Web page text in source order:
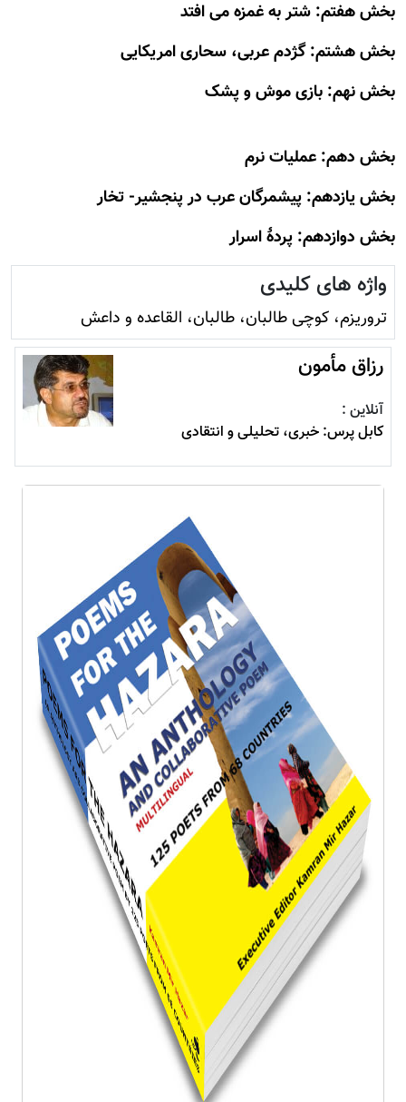
بخش هفتم: شتر به غمزه می افتد
بخش هشتم: گژدم عربی، سحاری امریکایی
بخش نهم: بازی موش و پشک
بخش دهم: عملیات نرم
بخش یازدهم: پیشمرگان عرب در پنجشیر- تخار
بخش دوازدهم: پردۀ اسرار
واژه های کلیدی
تروريزم، کوچی طالبان، طالبان، القاعده و داعش
رزاق مأمون
آنلاین :
کابل پرس: خبری، تحليلی و انتقادی